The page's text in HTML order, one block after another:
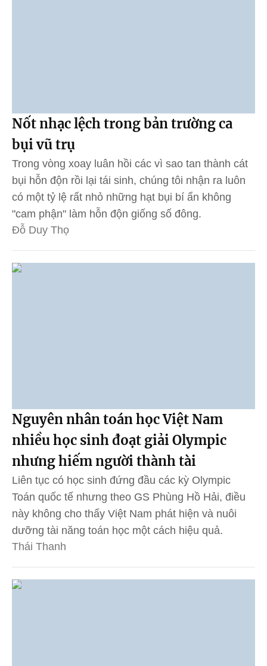
Nốt nhạc lệch trong bản trường ca
bụi vũ trụ
Trong vòng xoay luân hồi các vì sao tan thành cát
bụi hỗn độn rồi lại tái sinh, chúng tôi nhận ra luôn
có một tỷ lệ rất nhỏ những hạt bụi bí ẩn không
"cam phận" làm hỗn độn giống số đông.
Đỗ Duy Thọ
Nguyên nhân toán học Việt Nam
nhiều học sinh đoạt giải Olympic
nhưng hiếm người thành tài
Liên tục có học sinh đứng đầu các kỳ Olympic
Toán quốc tế nhưng theo GS Phùng Hồ Hải, điều
này không cho thấy Việt Nam phát hiện và nuôi
dưỡng tài năng toán học một cách hiệu quả.
Thái Thanh